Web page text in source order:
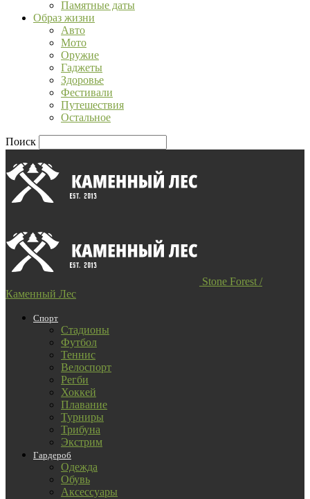
Памятные даты
Образ жизни
Авто
Мото
Оружие
Гаджеты
Здоровье
Фестивали
Путешествия
Остальное
Поиск
Stone Forest /
Каменный Лес
Спорт
Стадионы
Футбол
Теннис
Велоспорт
Регби
Хоккей
Плавание
Турниры
Трибуна
Экстрим
Гардероб
Одежда
Обувь
Аксессуары